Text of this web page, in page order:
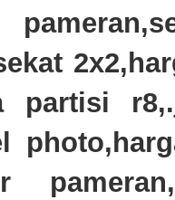
partisi